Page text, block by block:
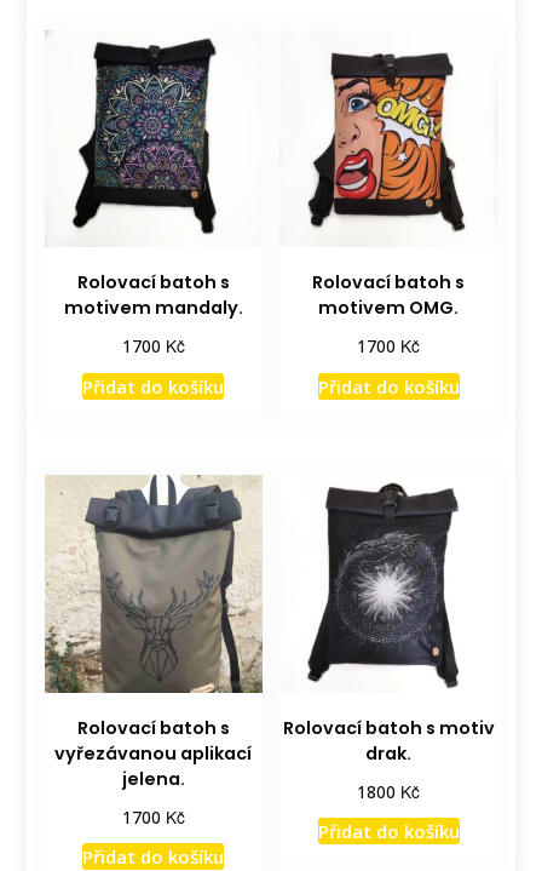
Rolovací batoh s
motivem mandaly.
1700 Kč
Přidat do košíku
Rolovací batoh s
motivem OMG.
1700 Kč
Přidat do košíku
Rolovací batoh s
vyřezávanou aplikací
jelena.
1700 Kč
Přidat do košíku
Rolovací batoh s motiv
drak.
1800 Kč
Přidat do košíku